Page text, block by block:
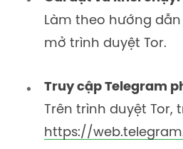
Làm theo hướng
mở trình duyệt Tor.
Truy cập Telegram
Trên trình duyệt Tor,
https://